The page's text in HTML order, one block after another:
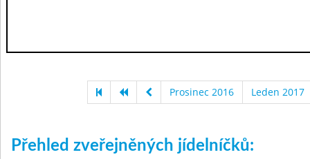
Prosinec 2016 Leden 2017
Přehled zveřejněných jídelníčků: